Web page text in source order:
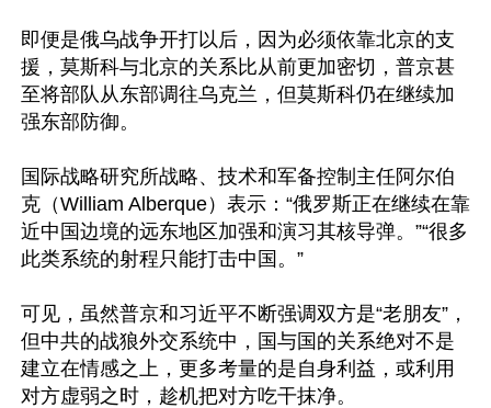
即便是俄乌战争开打以后，因为必须依靠北京的支
援，莫斯科与北京的关系比从前更加密切，普京甚
至将部队从东部调往乌克兰，但莫斯科仍在继续加
强东部防御。
国际战略研究所战略、技术和军备控制主任阿尔伯
克（William Alberque）表示：“俄罗斯正在继续在靠
近中国边境的远东地区加强和演习其核导弹。”“很多
此类系统的射程只能打击中国。”
可见，虽然普京和习近平不断强调双方是“老朋友”，
但中共的战狼外交系统中，国与国的关系绝对不是
建立在情感之上，更多考量的是自身利益，或利用
对方虚弱之时，趁机把对方吃干抹净。